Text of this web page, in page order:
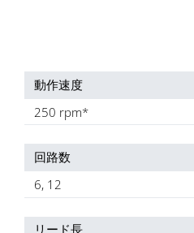
動作速度
250 rpm*
回路数
6, 12
リード長